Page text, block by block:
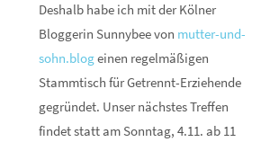
Deshalb habe ich mit der Kölner
Bloggerin Sunnybee von mutter-und-
sohn.blogeinen regelmäßigen
Stammtisch für Getrennt-Erziehende
gegründet. Unser nächstes Treffen
findet statt am Sonntag, 4.11. ab 11